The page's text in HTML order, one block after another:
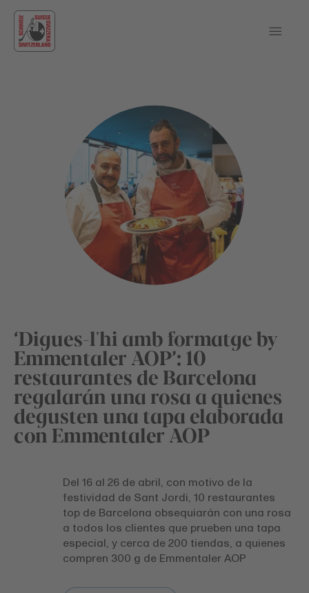
‘Digues-l'hi amb formatge by
Emmentaler AOP’: 10
restaurantes de Barcelona
regalarán una rosa a quienes
degusten una tapa elaborada
con Emmentaler AOP
Del 16 al 26 de abril, con motivo de la
festividad de Sant Jordi, 10 restaurantes
top de Barcelona obsequiarán con una rosa
a todos los clientes que prueben una tapa
especial, y cerca de 200 tiendas, a quienes
compren 300 g de Emmentaler AOP